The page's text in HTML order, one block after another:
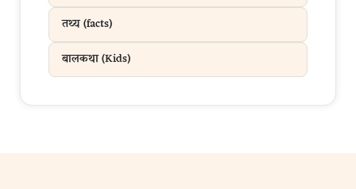
तथ्य (facts)
बालकथा (Kids)